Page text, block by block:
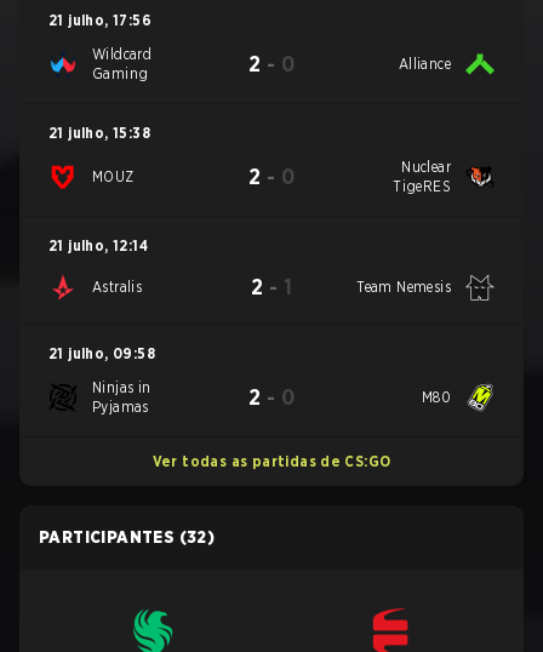
21 julho, 17:56
Wildcard
Gaming
2 - 0 Alliance
21 julho, 15:38
MOUZ 2 - 0
Nuclear
TigeRES
21 julho, 12:14
Astralis 2 - 1 Team Nemesis
21 julho, 09:58
Ninjas in
Pyjamas
2 - 0 M80
Ver todas as partidas de CS:GO
PARTICIPANTES (32)